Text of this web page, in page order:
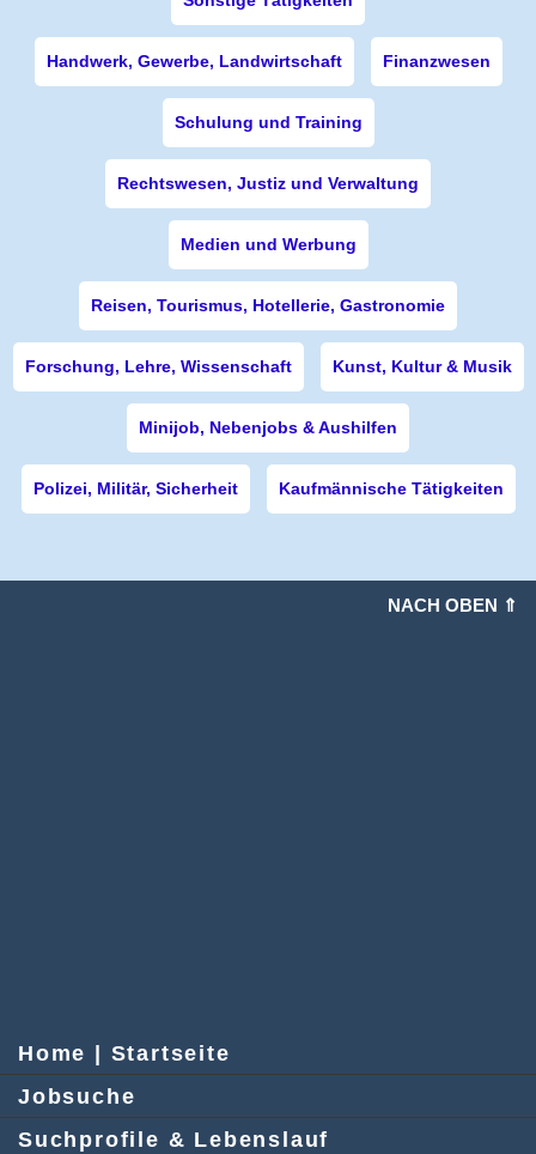
Handwerk, Gewerbe, Landwirtschaft Finanzwesen
Schulung und Training
Rechtswesen, Justiz und Verwaltung
Medien und Werbung
Reisen, Tourismus, Hotellerie, Gastronomie
Forschung, Lehre, Wissenschaft Kunst, Kultur & Musik
Minijob, Nebenjobs & Aushilfen
Polizei, Militär, Sicherheit Kaufmännische Tätigkeiten
NACH OBEN ⇑
Home | Startseite
Jobsuche
Suchprofile & Lebenslauf